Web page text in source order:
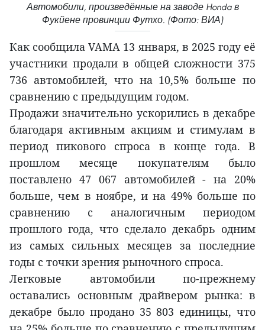
Автомобили, произведённые на заводе Honda в
Фукйене провинции Футхо. (Фото: ВИА)
Как сообщила VAMA 13 января, в 2025 году её
участники продали в общей сложности 375
736 автомобилей, что на 10,5% больше по
сравнению с предыдущим годом.
Продажи значительно ускорились в декабре
благодаря активным акциям и стимулам в
период пикового спроса в конце года. В
прошлом месяце покупателям было
поставлено 47 067 автомобилей - на 20%
больше, чем в ноябре, и на 49% больше по
сравнению с аналогичным периодом
прошлого года, что сделало декабрь одним
из самых сильных месяцев за последние
годы с точки зрения рыночного спроса.
Легковые автомобили по-прежнему
оставались основным драйвером рынка: в
декабре было продано 35 803 единицы, что